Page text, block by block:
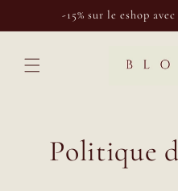
au
-15% sur le eshop
Politique